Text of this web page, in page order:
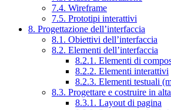
7.4. Wireframe
7.5. Prototipi interattivi
8. Progettazione dell’interfaccia
8.1. Obiettivi dell’interfaccia
8.2. Elementi dell’interfaccia
8.2.1. Elementi di
8.2.2. Elementi interattivi
8.2.3. Elementi testuali
8.3. Progettare e costruire in
8.3.1. Layout di pagina